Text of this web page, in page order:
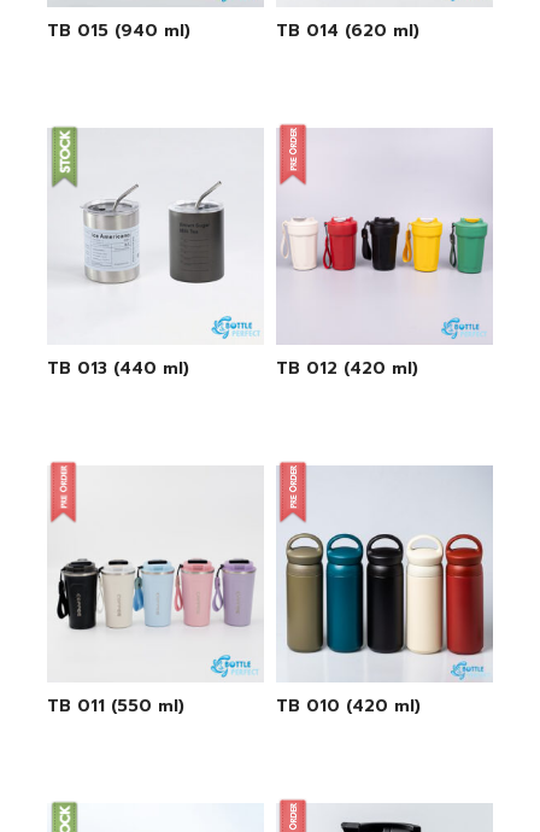
TB 015 (940 ml) TB 014 (620 ml)
TB 013 (440 ml) TB 012 (420 ml)
TB 011 (550 ml) TB 010 (420 ml)